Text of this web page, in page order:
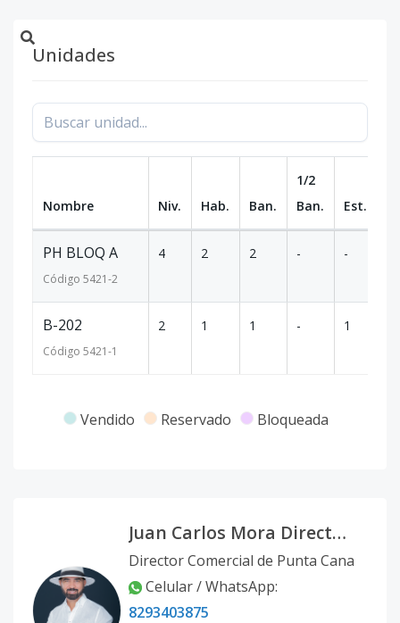
Unidades
Nombre Niv. Hab. Ban.
1/2
Ban.
Est.
PH BLOQ A
Código 5421-2
4 2 2 - -
B-202
Código 5421-1
2 1 1 - 1
Vendido Reservado Bloqueada
Juan Carlos Mora Director Comercial Punta Cana
Director Comercial de Punta Cana
Celular / WhatsApp:
8293403875